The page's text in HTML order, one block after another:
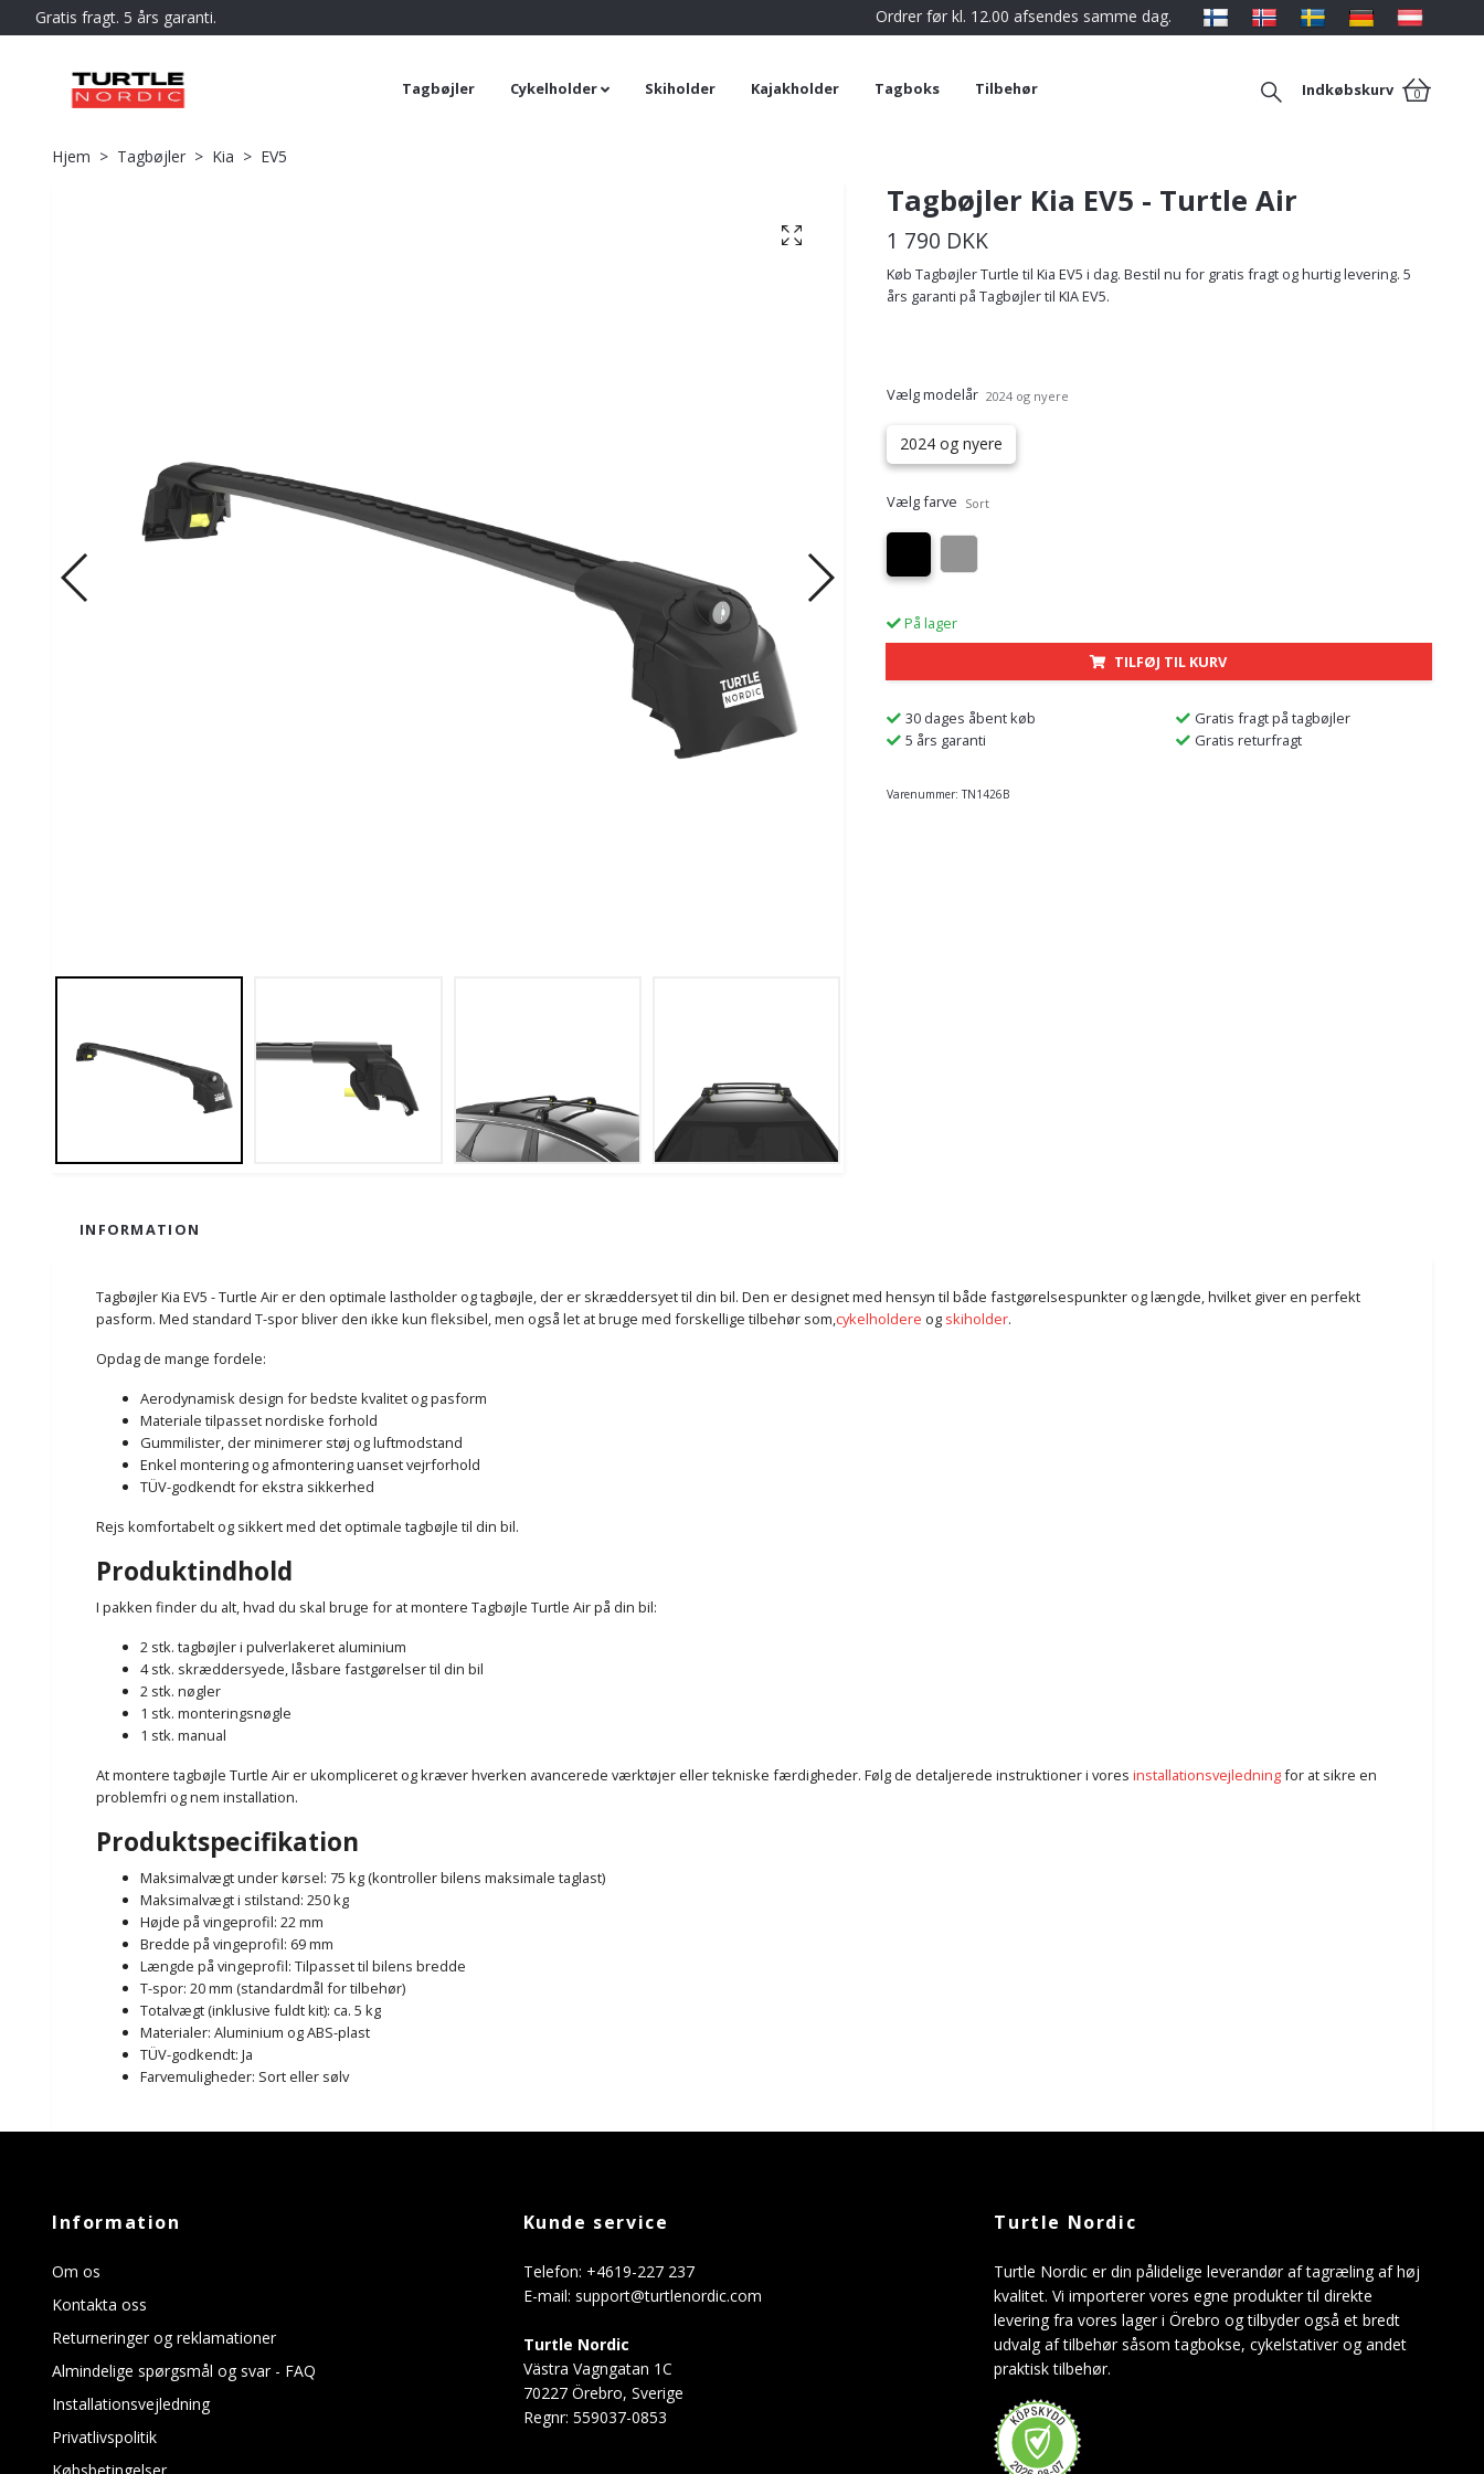
Gratis fragt. 5 års garanti. Ordrer før kl. 12.00 afsendes samme dag.
Tagbøjler Cykelholder Skiholder Kajakholder Tagboks Tilbehør Indkøbskurv 0
Hjem Tagbøjler Kia EV5
Tagbøjler Kia EV5 - Turtle Air
1 790 DKK
Køb Tagbøjler Turtle til Kia EV5 i dag. Bestil nu for gratis fragt og hurtig levering. 5
års garanti på Tagbøjler til KIA EV5.
Vælg modelår 2024 og nyere
2024 og nyere
Vælg farve Sort
På lager
TILFØJ TIL KURV
30 dages åbent køb
Gratis fragt på tagbøjler
5 års garanti
Gratis returfragt
Varenummer: TN1426B
INFORMATION
Tagbøjler Kia EV5 - Turtle Air er den optimale lastholder og tagbøjle, der er skræddersyet til din bil. Den er designet med hensyn til både fastgørelsespunkter og længde, hvilket giver en perfekt
pasform. Med standard T-spor bliver den ikke kun fleksibel, men også let at bruge med forskellige tilbehør som,cykelholdere og skiholder.
Opdag de mange fordele:
Aerodynamisk design for bedste kvalitet og pasform
Materiale tilpasset nordiske forhold
Gummilister, der minimerer støj og luftmodstand
Enkel montering og afmontering uanset vejrforhold
TÜV-godkendt for ekstra sikkerhed
Rejs komfortabelt og sikkert med det optimale tagbøjle til din bil.
Produktindhold
I pakken finder du alt, hvad du skal bruge for at montere Tagbøjle Turtle Air på din bil:
2 stk. tagbøjler i pulverlakeret aluminium
4 stk. skræddersyede, låsbare fastgørelser til din bil
2 stk. nøgler
1 stk. monteringsnøgle
1 stk. manual
At montere tagbøjle Turtle Air er ukompliceret og kræver hverken avancerede værktøjer eller tekniske færdigheder. Følg de detaljerede instruktioner i vores installationsvejledningfor at sikre en
problemfri og nem installation.
Produktspecifikation
Maksimalvægt under kørsel: 75 kg (kontroller bilens maksimale taglast)
Maksimalvægt i stilstand: 250 kg
Højde på vingeprofil: 22 mm
Bredde på vingeprofil: 69 mm
Længde på vingeprofil: Tilpasset til bilens bredde
T-spor: 20 mm (standardmål for tilbehør)
Totalvægt (inklusive fuldt kit): ca. 5 kg
Materialer: Aluminium og ABS-plast
TÜV-godkendt: Ja
Farvemuligheder: Sort eller sølv
Information
Om os
Kontakta oss
Returneringer og reklamationer
Almindelige spørgsmål og svar - FAQ
Installationsvejledning
Privatlivspolitik
Kunde service
Telefon: +4619-227 237
E-mail: support@turtlenordic.com
Turtle Nordic
Västra Vagngatan 1C
70227 Örebro, Sverige
Regnr: 559037-0853
Turtle Nordic
Turtle Nordic er din pålidelige leverandør af tagræling af høj
kvalitet. Vi importerer vores egne produkter til direkte
levering fra vores lager i Örebro og tilbyder også et bredt
udvalg af tilbehør såsom tagbokse, cykelstativer og andet
praktisk tilbehør.